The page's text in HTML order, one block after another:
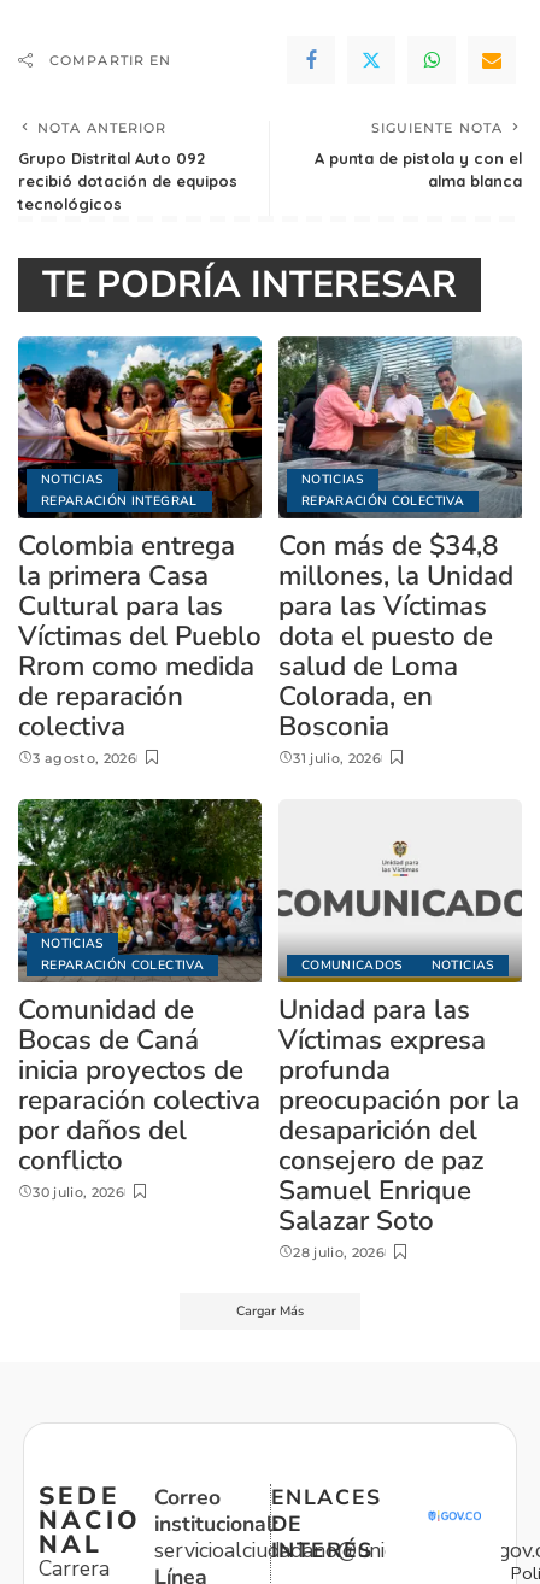
COMPARTIR EN
NOTA ANTERIOR
Grupo Distrital Auto 092
recibió dotación de equipos
tecnológicos
SIGUIENTE NOTA
A punta de pistola y con el
alma blanca
TE PODRÍA INTERESAR
NOTICIAS
REPARACIÓN INTEGRAL
Colombia entrega
la primera Casa
Cultural para las
Víctimas del Pueblo
Rrom como medida
de reparación
colectiva
3 agosto, 2026
NOTICIAS
REPARACIÓN COLECTIVA
Con más de $34,8
millones, la Unidad
para las Víctimas
dota el puesto de
salud de Loma
Colorada, en
Bosconia
31 julio, 2026
NOTICIAS
REPARACIÓN COLECTIVA
Comunidad de
Bocas de Caná
inicia proyectos de
reparación colectiva
por daños del
conflicto
30 julio, 2026
COMUNICADOS NOTICIAS
Unidad para las
Víctimas expresa
profunda
preocupación por la
desaparición del
consejero de paz
Samuel Enrique
Salazar Soto
28 julio, 2026
Cargar Más
SEDE
NACIO
NAL
Carrera
Correo
institucional:
Línea
ENLACES
DE
INTERÉS